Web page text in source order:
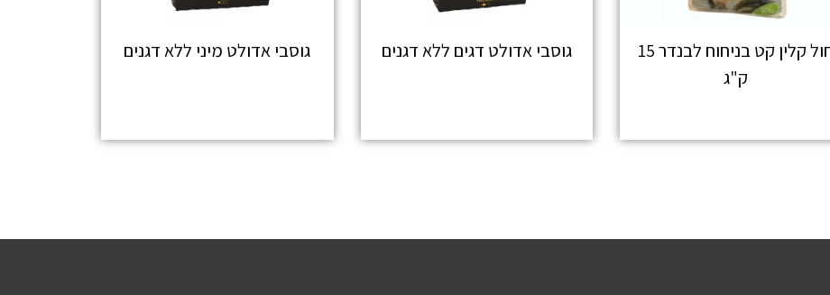
חול קלין קט בניחוח לבנדר 15
ק"ג
גוסבי אדולט דגים ללא דגנים גוסבי אדולט מיני ללא דגנים